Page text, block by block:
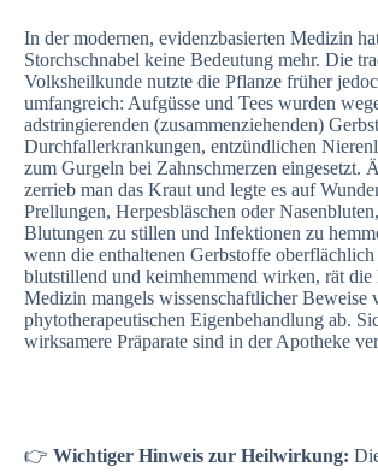
In der modernen, evidenzbasierten Medizin
Storchschnabel keine Bedeutung mehr. Die
Volksheilkunde nutzte die Pflanze früher
umfangreich: Aufgüsse und Tees wurden
adstringierenden (zusammenziehenden)
Durchfallerkrankungen, entzündlichen
zum Gurgeln bei Zahnschmerzen eingesetzt.
zerrieb man das Kraut und legte es auf
Prellungen, Herpesbläschen oder
Blutungen zu stillen und Infektionen zu
wenn die enthaltenen Gerbstoffe
blutstillend und keimhemmend wirken, rät die
Medizin mangels wissenschaftlicher Beweise
phytotherapeutischen Eigenbehandlung ab.
wirksamere Präparate sind in der Apotheke
👉 Wichtiger Hinweis zur Heilwirkung: